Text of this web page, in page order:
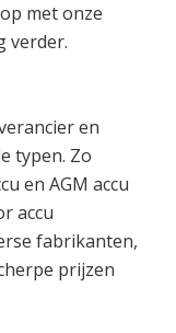
met onze
verder.
en
typen. Zo
en AGM accu
accu
fabrikanten,
prijzen